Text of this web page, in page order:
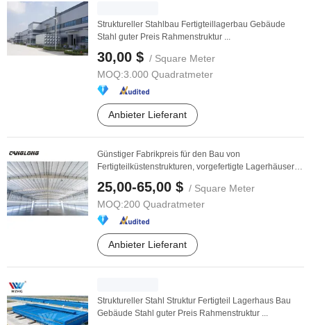
Struktureller Stahlbau Fertigteillagerbau Gebäude
Stahl guter Preis Rahmenstruktur ...
30,00 $ / Square Meter
MOQ:3.000 Quadratmeter
Anbieter Lieferant
Günstiger Fabrikpreis für den Bau von
Fertigteilküstenstrukturen, vorgefertigte Lagerhäuser
25,00-65,00 $ / Square Meter
MOQ:200 Quadratmeter
Anbieter Lieferant
Struktureller Stahl Struktur Fertigteil Lagerhaus Bau
Gebäude Stahl guter Preis Rahmenstruktur ...